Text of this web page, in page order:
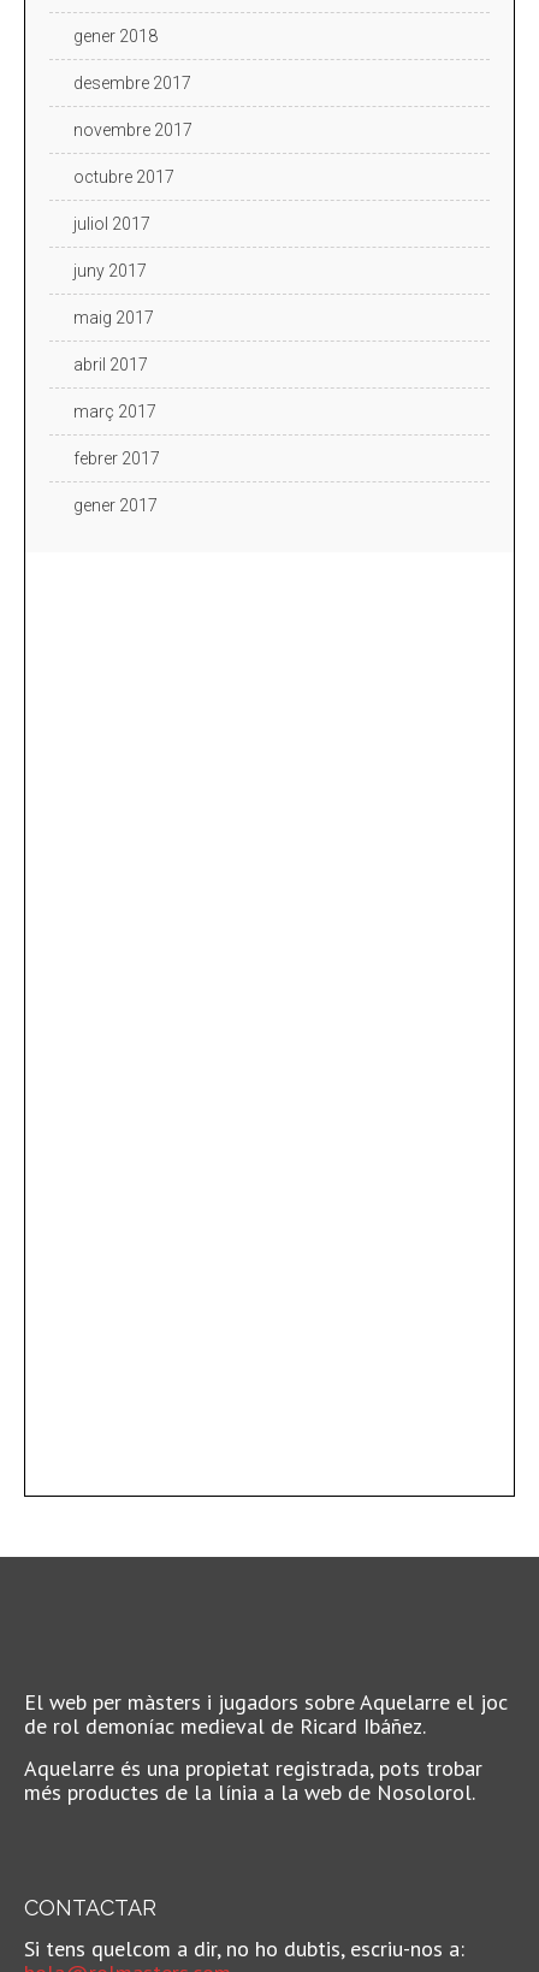
gener 2018
desembre 2017
novembre 2017
octubre 2017
juliol 2017
juny 2017
maig 2017
abril 2017
març 2017
febrer 2017
gener 2017
El web per màsters i jugadors sobre Aquelarre el joc
de rol demoníac medieval de Ricard Ibáñez.
Aquelarre és una propietat registrada, pots trobar
més productes de la línia a la web de Nosolorol.
CONTACTAR
Si tens quelcom a dir, no ho dubtis, escriu-nos a: